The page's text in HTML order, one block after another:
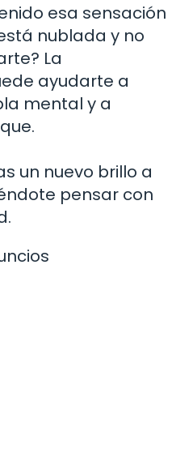
esa sensación
nublada y no
La
ayudarte a
mental y a
un nuevo brillo a
pensar con